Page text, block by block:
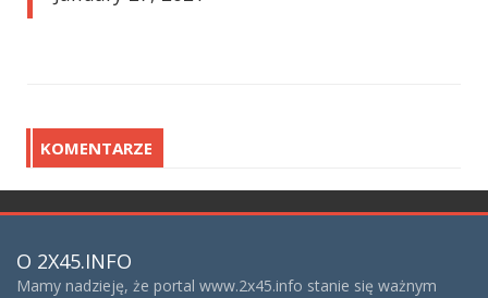
KOMENTARZE
O 2X45.INFO
Mamy nadzieję, że portal www.2x45.info stanie się ważnym